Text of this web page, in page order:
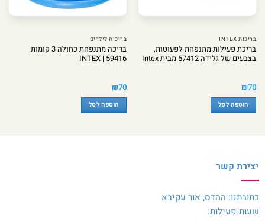
בריכות INTEX
בריכת פעילות מתנפחת לפעוטות,
בצבעים של גלידה 57412 מבית Intex
₪70
הוספה לסל
בריכות לילדים
בריכה מתנפחת כחולה 3 קומות
INTEX | 59416
₪70
הוספה לסל
יצירת קשר
כתובתנו: ההדס, אור עקיבא
שעות פעילות: